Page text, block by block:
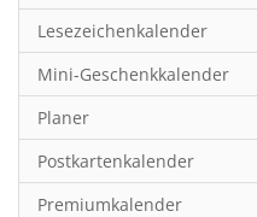
Geburtstagskalender
Geschichte
Hobby & Basteln
Humor & Cartoon
Inspiration & Entspannung
Lesezeichenkalender
Mini-Geschenkkalender
Planer
Postkartenkalender
Premiumkalender